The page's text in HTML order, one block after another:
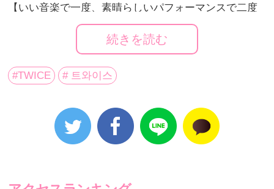
【いい音楽で一度、素晴らしいパフォーマンスで二度
魅了させる】と言う意味を持つ、Asia No.1最強ガール
の公式キャラクターとして親しまれ
ているTWICE LOVELYSとサンリオキャラクターズの
コラボデザインが公開となった！サンリオキャラクタ
ーズの中からTWICEメンバー自身がセレクトしたキャ
は公開となり、TWICEファンクラブの8周年を記念した
続きを読む
#TWICE # 트와이스